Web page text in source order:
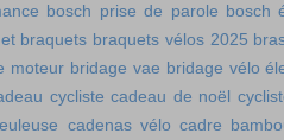
bosch prise de parole bosch
braquets braquets vélos 2025
moteur bridage vae bridage vélo
cycliste cadeau de noël
cadenas vélo cadre